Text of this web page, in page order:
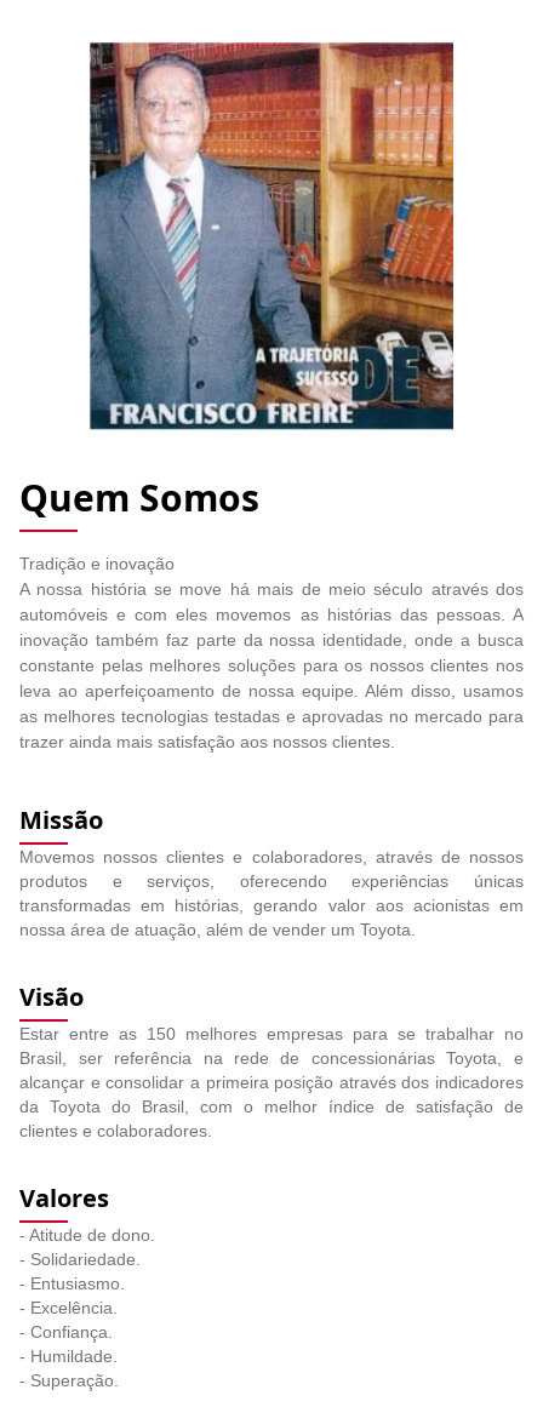
Quem Somos
Tradição e inovação
A nossa história se move há mais de meio século através dos
automóveis e com eles movemos as histórias das pessoas. A
inovação também faz parte da nossa identidade, onde a busca
constante pelas melhores soluções para os nossos clientes nos
leva ao aperfeiçoamento de nossa equipe. Além disso, usamos
as melhores tecnologias testadas e aprovadas no mercado para
trazer ainda mais satisfação aos nossos clientes.
Missão
Movemos nossos clientes e colaboradores, através de nossos
produtos e serviços, oferecendo experiências únicas
transformadas em histórias, gerando valor aos acionistas em
nossa área de atuação, além de vender um Toyota.
Visão
Estar entre as 150 melhores empresas para se trabalhar no
Brasil, ser referência na rede de concessionárias Toyota, e
alcançar e consolidar a primeira posição através dos indicadores
da Toyota do Brasil, com o melhor índice de satisfação de
clientes e colaboradores.
Valores
- Atitude de dono.
- Solidariedade.
- Entusiasmo.
- Excelência.
- Confiança.
- Humildade.
- Superação.